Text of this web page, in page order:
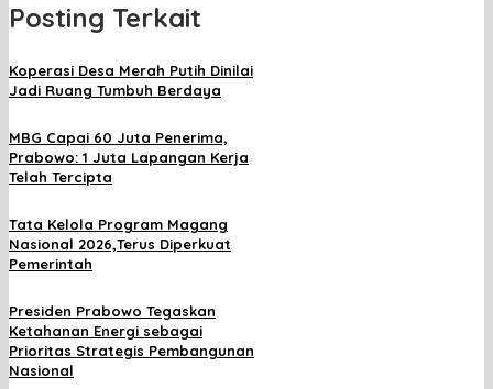
Posting Terkait
Koperasi Desa Merah Putih Dinilai
Jadi Ruang Tumbuh Berdaya
MBG Capai 60 Juta Penerima,
Prabowo: 1 Juta Lapangan Kerja
Telah Tercipta
Tata Kelola Program Magang
Nasional 2026,Terus Diperkuat
Pemerintah
Presiden Prabowo Tegaskan
Ketahanan Energi sebagai
Prioritas Strategis Pembangunan
Nasional